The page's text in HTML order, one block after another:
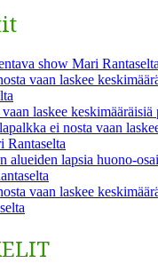
show Mari Rantaselta
vaan laskee
laskee keskimääräisiä
ei nosta vaan
Rantaselta
alueiden lapsia huono-
vaan laskee